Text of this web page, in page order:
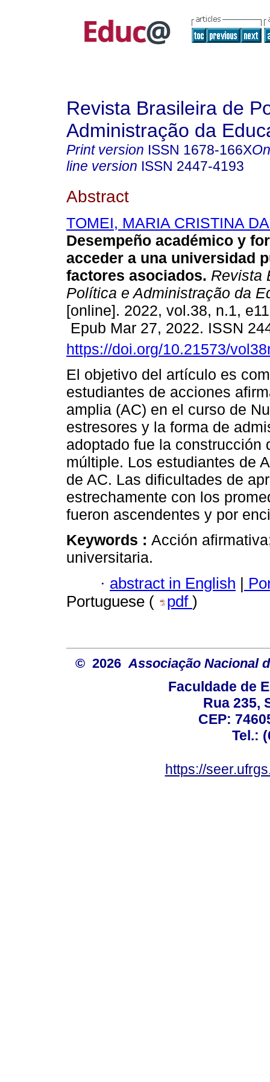
Revista Brasileira de
Administração da
Print version ISSN 1678-166X
line version ISSN 2447-4193
Abstract
TOMEI, MARIA CRISTINA
Desempeño académico y
acceder a una universidad
factores asociados. Revista
Política e Administração da
[online]. 2022, vol.38, n.1,
Epub Mar 27, 2022. ISSN
https://doi.org/10.21573/
El objetivo del artículo es
estudiantes de acciones
amplia (AC) en el curso de
estresores y la forma de
adoptado fue la construcción
múltiple. Los estudiantes de
de AC. Las dificultades de
estrechamente con los
fueron ascendentes y por
Keywords : Acción
universitaria.
· abstract in English |
Portuguese (
pdf )
© 2026 Associação Nacional
Faculdade de
Rua 235,
CEP:
Tel.:
https://